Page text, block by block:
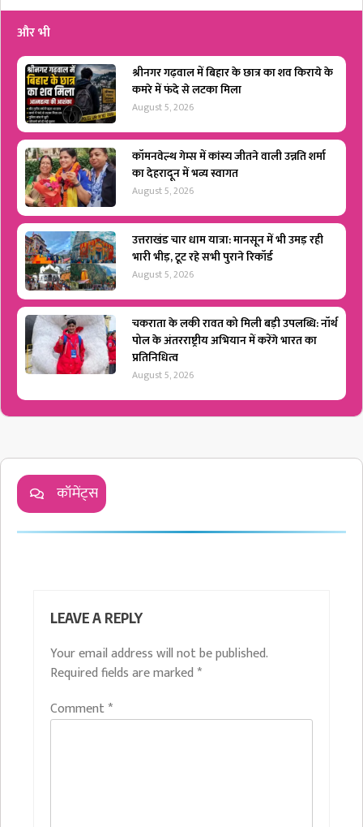
और भी
श्रीनगर गढ़वाल में बिहार के छात्र का शव किराये के
कमरे में फंदे से लटका मिला
August 5, 2026
कॉमनवेल्थ गेम्स में कांस्य जीतने वाली उन्नति शर्मा
का देहरादून में भव्य स्वागत
August 5, 2026
उत्तराखंड चार धाम यात्रा: मानसून में भी उमड़ रही
भारी भीड़, टूट रहे सभी पुराने रिकॉर्ड
August 5, 2026
चकराता के लकी रावत को मिली बड़ी उपलब्धि: नॉर्थ
पोल के अंतरराष्ट्रीय अभियान में करेंगे भारत का
प्रतिनिधित्व
August 5, 2026
कॉमेंट्स
LEAVE A REPLY
Your email address will not be published.
Required fields are marked *
Comment*